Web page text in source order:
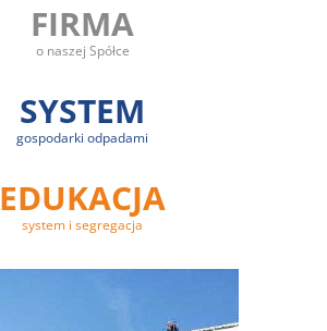
FIRMA
o naszej Spółce
SYSTEM
gospodarki odpadami
EDUKACJA
system i segregacja